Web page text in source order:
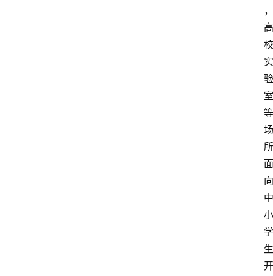
，
高
校
实
验
室
等
场
所
面
向
中
小
学
生
开